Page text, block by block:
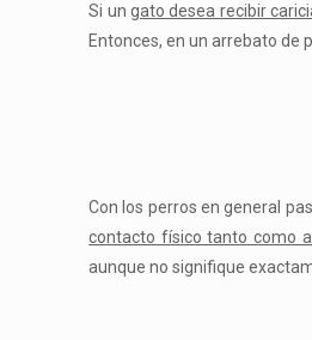
Si un gato desea recibir
Entonces, en un arrebato de
Con los perros en general
contacto físico tanto como
aunque no signifique